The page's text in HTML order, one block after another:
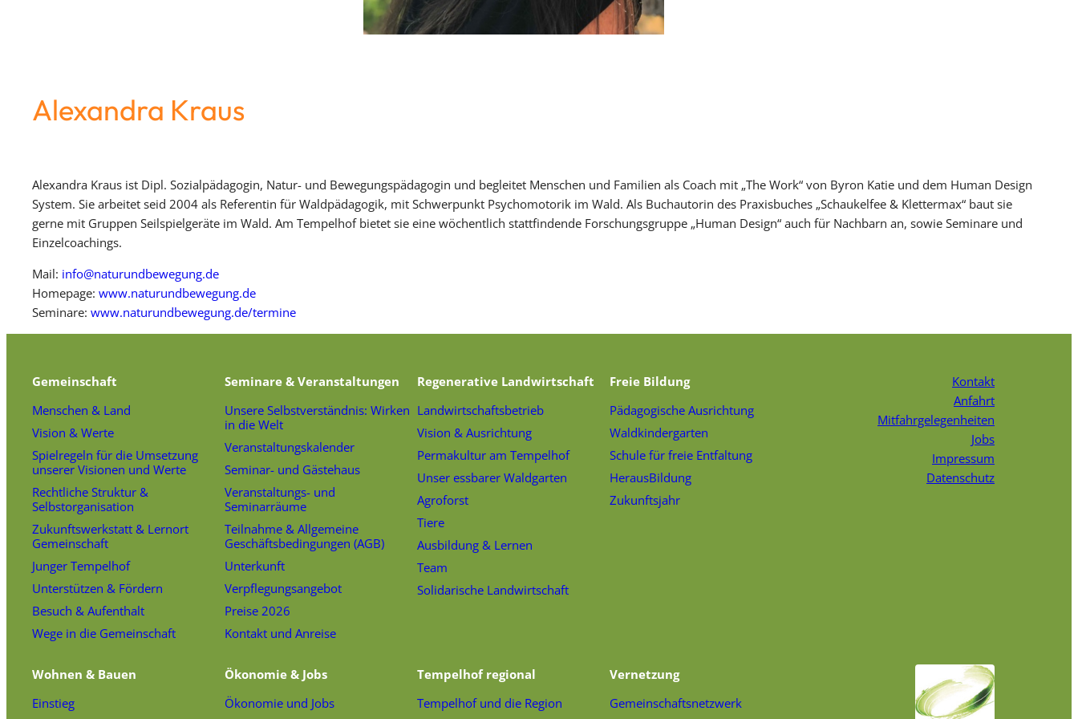
Alexandra Kraus
Alexandra Kraus ist Dipl. Sozialpädagogin, Natur- und Bewegungspädagogin und begleitet Menschen und Familien als Coach mit „The Work“ von Byron Katie und dem Human Design
System. Sie arbeitet seid 2004 als Referentin für Waldpädagogik, mit Schwerpunkt Psychomotorik im Wald. Als Buchautorin des Praxisbuches „Schaukelfee & Klettermax“ baut sie
gerne mit Gruppen Seilspielgeräte im Wald. Am Tempelhof bietet sie eine wöchentlich stattfindende Forschungsgruppe „Human Design“ auch für Nachbarn an, sowie Seminare und
Einzelcoachings.
Mail: info@naturundbewegung.de
Homepage: www.naturundbewegung.de
Seminare: www.naturundbewegung.de/termine
Gemeinschaft
Menschen & Land
Vision & Werte
Spielregeln für die Umsetzung
unserer Visionen und Werte
Rechtliche Struktur &
Selbstorganisation
Zukunftswerkstatt & Lernort
Gemeinschaft
Junger Tempelhof
Unterstützen & Fördern
Besuch & Aufenthalt
Wege in die Gemeinschaft
Seminare & Veranstaltungen
Unsere Selbstverständnis: Wirken
in die Welt
Veranstaltungskalender
Seminar- und Gästehaus
Veranstaltungs- und
Seminarräume
Teilnahme & Allgemeine
Geschäftsbedingungen (AGB)
Unterkunft
Verpflegungsangebot
Preise 2026
Kontakt und Anreise
Regenerative Landwirtschaft
Landwirtschaftsbetrieb
Vision & Ausrichtung
Permakultur am Tempelhof
Unser essbarer Waldgarten
Agroforst
Tiere
Ausbildung & Lernen
Team
Solidarische Landwirtschaft
Freie Bildung
Pädagogische Ausrichtung
Waldkindergarten
Schule für freie Entfaltung
HerausBildung
Zukunftsjahr
Kontakt
Anfahrt
Mitfahrgelegenheiten
Jobs
Impressum
Datenschutz
Wohnen & Bauen
Einstieg
Ökonomie & Jobs
Ökonomie und Jobs
Tempelhof regional
Tempelhof und die Region
Vernetzung
Gemeinschaftsnetzwerk